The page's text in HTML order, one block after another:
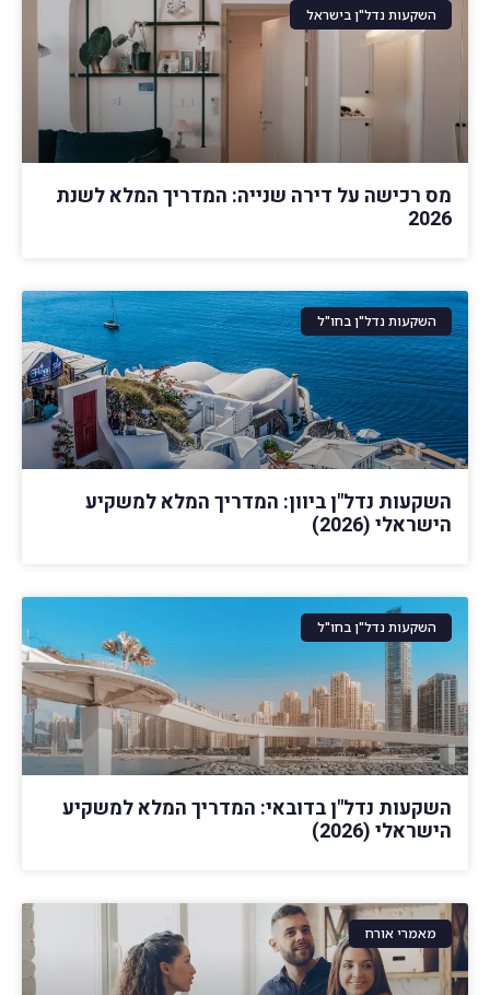
השקעות נדל"ן בישראל
מס רכישה על דירה שנייה: המדריך המלא לשנת
2026
השקעות נדל"ן בחו"ל
השקעות נדל"ן ביוון: המדריך המלא למשקיע
הישראלי (2026)
השקעות נדל"ן בחו"ל
השקעות נדל"ן בדובאי: המדריך המלא למשקיע
הישראלי (2026)
מאמרי אורח